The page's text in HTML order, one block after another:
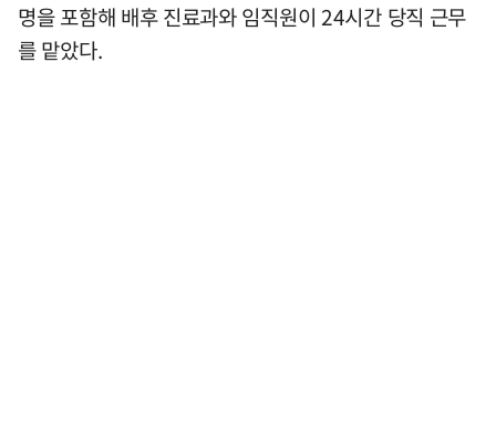
명을 포함해 배후 진료과와 임직원이 24시간 당직 근무
를 맡았다.